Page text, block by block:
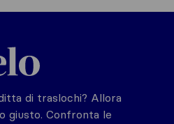
di traslochi? Allora
giusto. Confronta le